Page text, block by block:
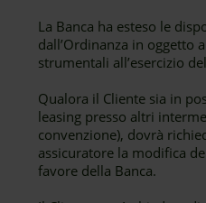
La Banca ha esteso le
dall’Ordinanza in oggetto
strumentali all’esercizio
Qualora il Cliente sia in
leasing presso altri
convenzione), dovrà
assicuratore la modifica
favore della Banca.